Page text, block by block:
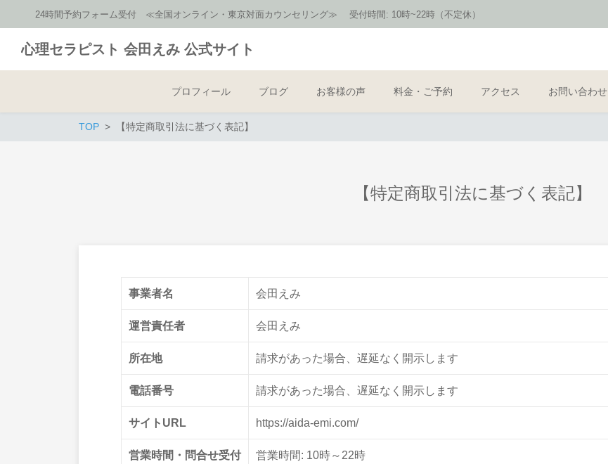
24時間予約フォーム受付 ≪全国オンライン・東京対面カウンセリング≫ 受付時間: 10時~22時（不定休）
心理セラピスト 会田えみ 公式サイト
プロフィール ブログ お客様の声 料金・ご予約 アクセス お問い合わせ
TOP 【特定商取引法に基づく表記】
【特定商取引法に基づく表記】
事業者名 会田えみ
運営責任者 会田えみ
所在地 請求があった場合、遅延なく開示します
電話番号 請求があった場合、遅延なく開示します
サイトURL https://aida-emi.com/
営業時間・問合せ受付
営業時間: 10時～22時